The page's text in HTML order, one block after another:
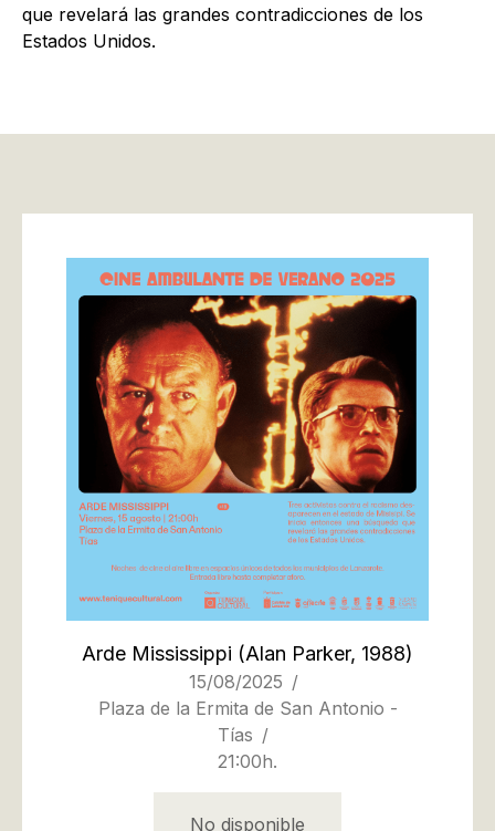
que revelará las grandes contradicciones de los
Estados Unidos.
Arde Mississippi (Alan Parker, 1988)
15/08/2025
Plaza de la Ermita de San Antonio -
Tías
21:00h.
No disponible